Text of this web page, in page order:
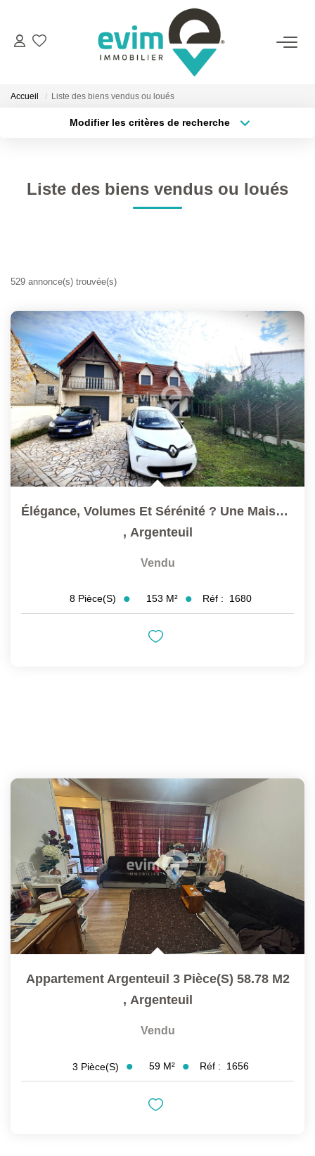
ACHETER
VENDRE
BIENS VENDUS
L'AGENCE
Qui Sommes-Nous ?
L'application
Actualités
Rejoignez-Nous
Nous Contacter
FAQ
EN
Accueil Liste des biens vendus ou loués
Modifier les critères de recherche
Liste des biens vendus ou loués
529 annonce(s) trouvée(s)
Élégance, Volumes Et Sérénité ? Une Maison Familiale...
, Argenteuil
Vendu
8 Pièce(s) 153 M² Réf : 1680
Appartement Argenteuil 3 Pièce(s) 58.78 M2
, Argenteuil
Vendu
3 Pièce(s) 59 M² Réf : 1656